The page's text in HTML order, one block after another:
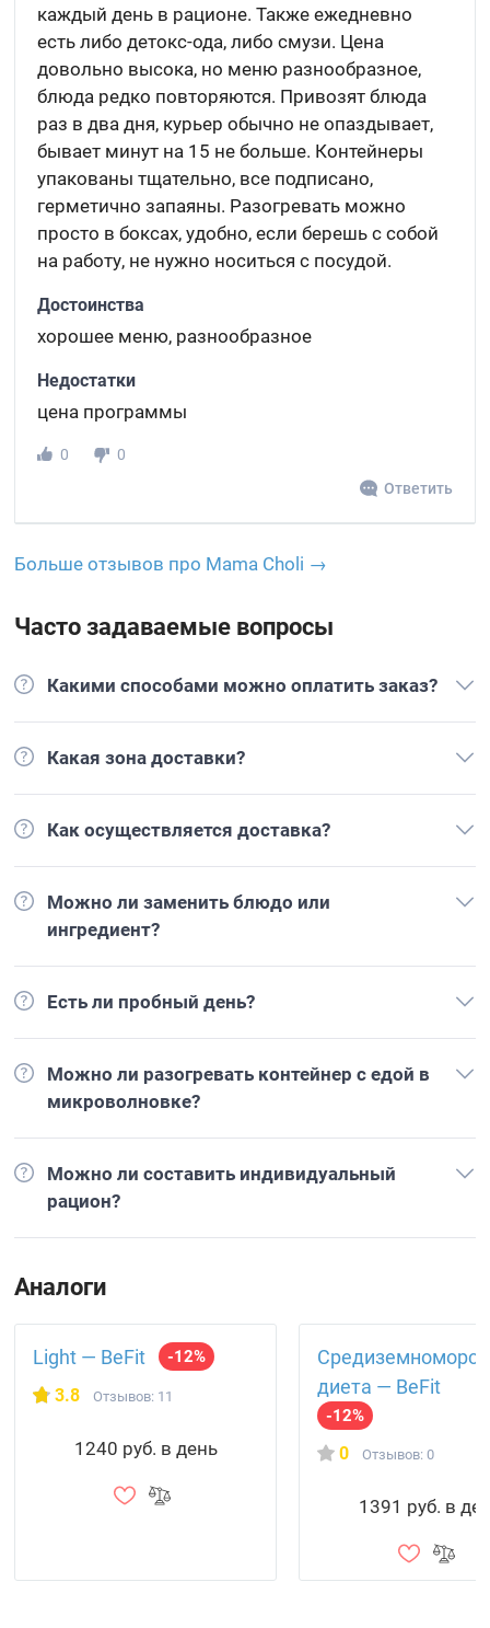
каждый день в рационе. Также ежедневно
есть либо детокс-ода, либо смузи. Цена
довольно высока, но меню разнообразное,
блюда редко повторяются. Привозят блюда
раз в два дня, курьер обычно не опаздывает,
бывает минут на 15 не больше. Контейнеры
упакованы тщательно, все подписано,
герметично запаяны. Разогревать можно
просто в боксах, удобно, если берешь с собой
на работу, не нужно носиться с посудой.
Достоинства
хорошее меню, разнообразное
Недостатки
цена программы
0
0
Ответить
Больше отзывов про Mama Choli →
Часто задаваемые вопросы
Какими способами можно оплатить заказ?
Какая зона доставки?
Как осуществляется доставка?
Можно ли заменить блюдо или
ингредиент?
Есть ли пробный день?
Можно ли разогревать контейнер с едой в
микроволновке?
Можно ли составить индивидуальный
рацион?
Аналоги
Light — BeFit -12%
3.8 Отзывов: 11
1240 руб. в день
диета — BeFit
-12%
0 Отзывов: 0
1391 руб. в